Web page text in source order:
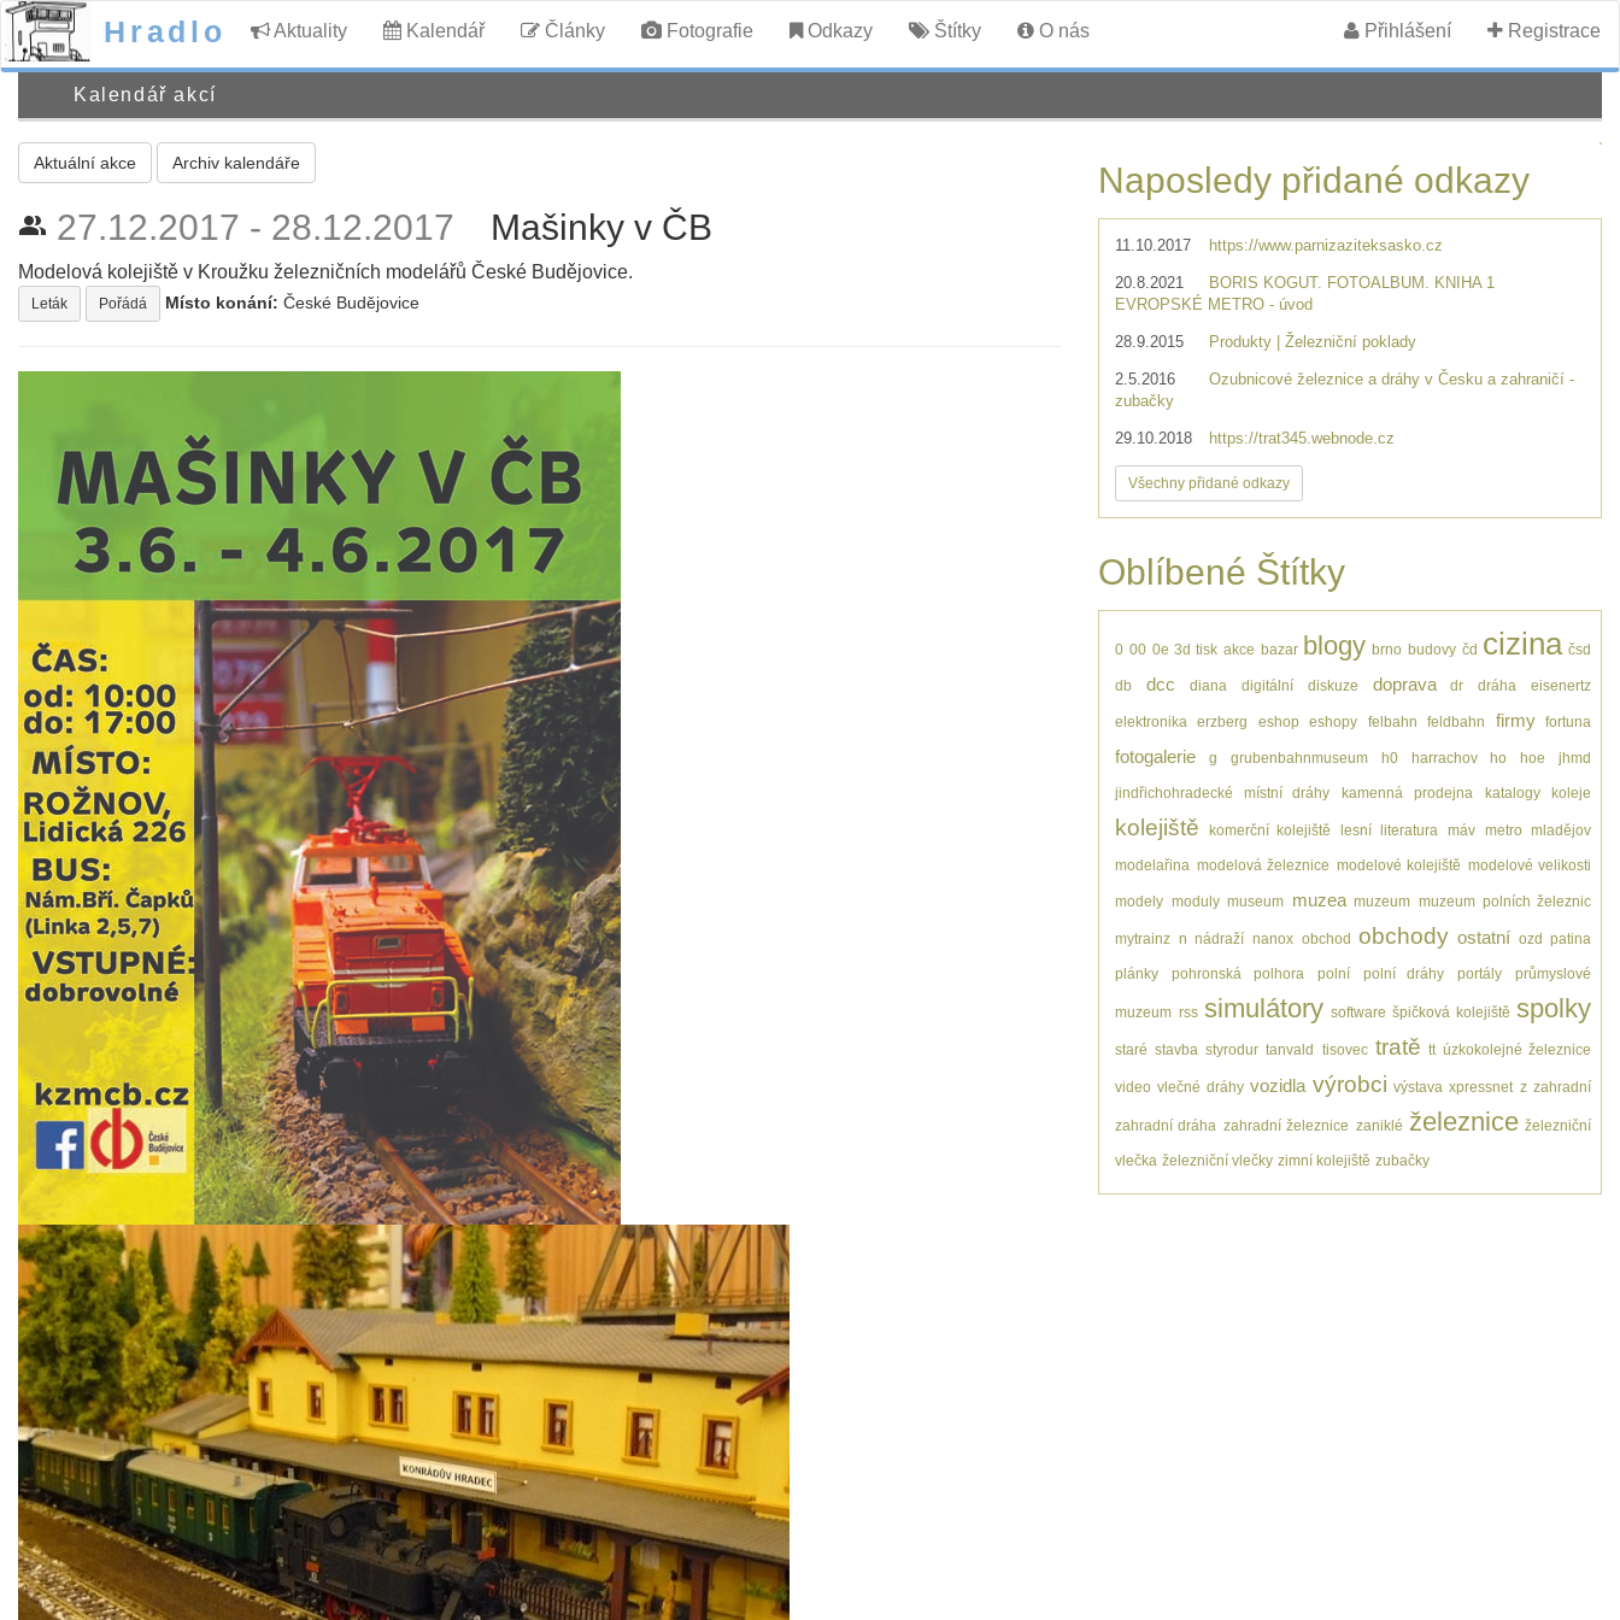
Hradlo Aktuality Kalendář Články Fotografie Odkazy Štítky O nás Přihlášení Registrace
Kalendář akcí
Aktuální akce Archiv kalendáře
people_alt 27.12.2017 - 28.12.2017 Mašinky v ČB
Modelová kolejiště v Kroužku železničních modelářů České Budějovice.
Leták Pořádá Místo konání: České Budějovice
Naposledy přidané odkazy
11.10.2017 https://www.parnizaziteksasko.cz
20.8.2021
BORIS KOGUT. FOTOALBUM. KNIHA 1
EVROPSKÉ METRO - úvod
28.9.2015 Produkty | Železniční poklady
2.5.2016
Ozubnicové železnice a dráhy v Česku a zahraničí -
zubačky
29.10.2018 https://trat345.webnode.cz
Všechny přidané odkazy
Oblíbené Štítky
0 00 0e 3d tisk akce bazar blogy brno budovy čd cizina čsd
db dcc diana digitální diskuze doprava dr dráha eisenertz
elektronika erzberg eshop eshopy felbahn feldbahn firmy fortuna
fotogalerie g grubenbahnmuseum h0 harrachov ho hoe jhmd
jindřichohradecké místní dráhy kamenná prodejna katalogy koleje
kolejiště komerční kolejiště lesní literatura máv metro mladějov
modelařina modelová železnice modelové kolejiště modelové velikosti
modely moduly museum muzea muzeum muzeum polních železnic
mytrainz n nádraží nanox obchod obchody ostatní ozd patina
plánky pohronská polhora polní polní dráhy portály průmyslové
muzeum rss simulátory software špičková kolejiště spolky
staré stavba styrodur tanvald tisovec tratě tt úzkokolejné železnice
video vlečné dráhy vozidla výrobci výstava xpressnet z zahradní
zahradní dráha zahradní železnice zaniklé železnice železniční
vlečka železniční vlečky zimní kolejiště zubačky